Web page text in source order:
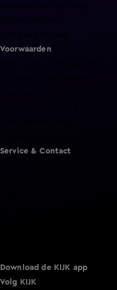
Voorwaarden
Service & Contact
Download de KIJK app
Volg KIJK